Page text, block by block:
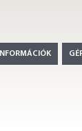
INFORMÁCIÓK